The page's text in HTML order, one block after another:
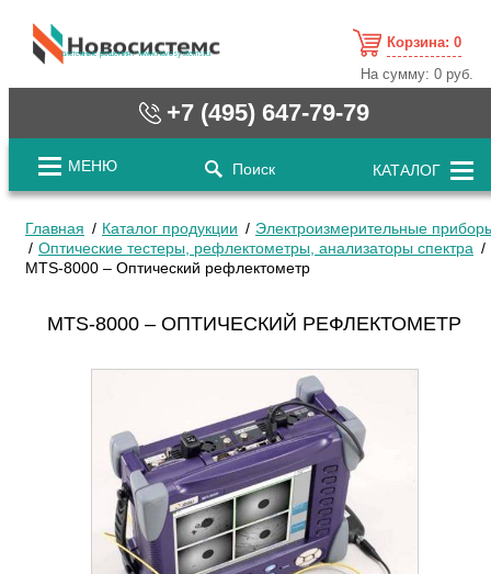
cистемные решения / www.novosystems.ru
Корзина: 0
На сумму:0 руб.
+7 (495) 647-79-79
МЕНЮ Поиск КАТАЛОГ
Главная Каталог продукции
Электроизмерительные
Оптические тестеры, рефлектометры, анализаторы спектра
MTS-8000 – Оптический рефлектометр
MTS-8000 – ОПТИЧЕСКИЙ РЕФЛЕКТОМЕТР